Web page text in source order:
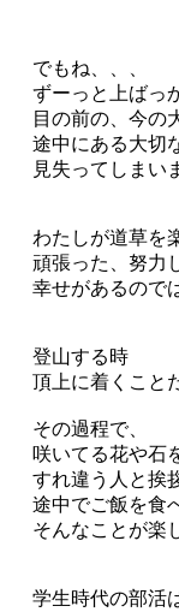
でもね、、、
ずーっと上ばっ
目の前の、今の
途中にある大切
見失ってしまい
わたしが道草を
頑張った、努力
幸せがあるので
登山する時
頂上に着くこと
その過程で、
咲いてる花や石
すれ違う人と挨
途中でご飯を食
そんなことが楽
学生時代の部活